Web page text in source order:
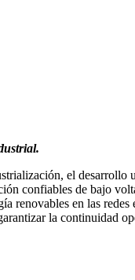
el desarrollo
confiables de bajo
renovables en las redes
la continuidad